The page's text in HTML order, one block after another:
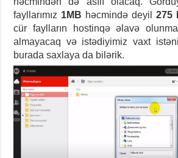
fayllarımız 1MB həcmində deyil275
cür faylların hostinqə əlavə
almayacaq və istədiyimiz vaxt
burada saxlaya da bilərik.